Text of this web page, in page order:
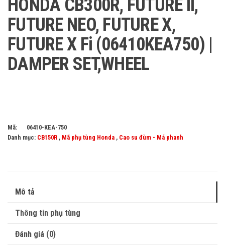
HONDA CB300R, FUTURE II,
FUTURE NEO, FUTURE X,
FUTURE X Fi (06410KEA750) |
DAMPER SET,WHEEL
Mã:
06410-KEA-750
Danh mục: CB150R , Mã phụ tùng Honda , Cao su đùm - Má phanh
Mô tả
Thông tin phụ tùng
Đánh giá (0)